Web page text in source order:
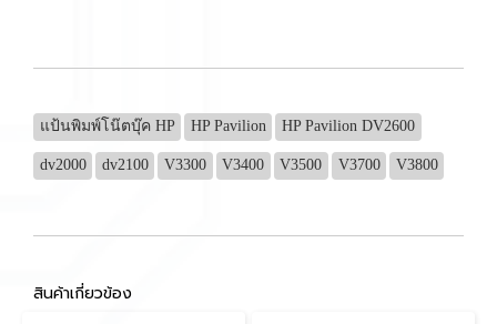
แป้นพิมพ์โน๊ตบุ๊ค HP HP Pavilion HP Pavilion DV2600
dv2000 dv2100 V3300 V3400 V3500 V3700 V3800
สินค้าเกี่ยวข้อง